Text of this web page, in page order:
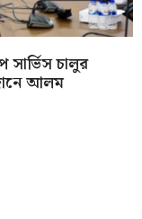
সার্ভিস চালুর
আলম